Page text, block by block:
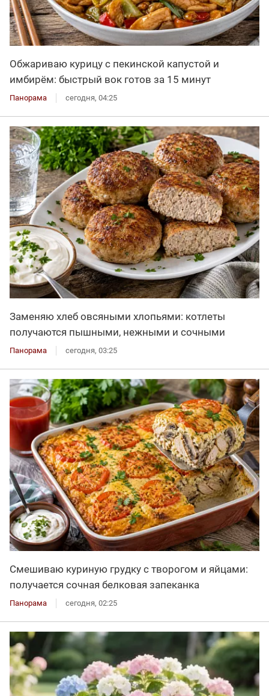
Обжариваю курицу с пекинской капустой и
имбирём: быстрый вок готов за 15 минут
Панорама сегодня, 04:25
Заменяю хлеб овсяными хлопьями: котлеты
получаются пышными, нежными и сочными
Панорама сегодня, 03:25
Смешиваю куриную грудку с творогом и яйцами:
получается сочная белковая запеканка
Панорама сегодня, 02:25